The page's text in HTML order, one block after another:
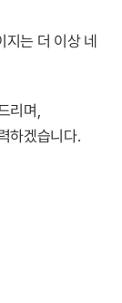
는 더 이상 네
리며,
하겠습니다.